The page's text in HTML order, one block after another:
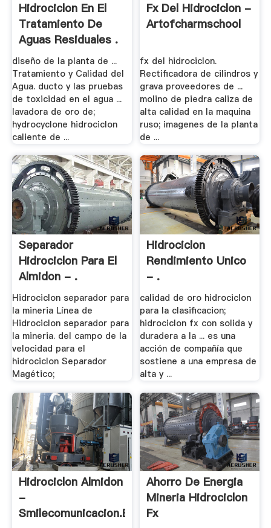
Hidrociclon En El
Tratamiento De
Aguas Residuales .
diseño de la planta de ...
Tratamiento y Calidad del
Agua. ducto y las pruebas
de toxicidad en el agua ...
lavadora de oro de;
hydrocyclone hidrociclon
caliente de ...
Fx Del Hidrociclon -
Artofcharmschool
fx del hidrociclon.
Rectificadora de cilindros y
grava proveedores de ...
molino de piedra caliza de
alta calidad en la maquina
ruso; imagenes de la planta
de ...
Separador
Hidrociclon Para El
Almidon - .
Hidrociclon separador para
la mineria Línea de
Hidrociclon separador para
la mineria. del campo de la
velocidad para el
hidrociclon Separador
Magético;
Hidrociclon
Rendimiento Unico
- .
calidad de oro hidrociclon
para la clasificacion;
hidrociclon fx con solida y
duradera a la ... es una
acción de compañía que
sostiene a una empresa de
alta y ...
Hidrociclon Almidon
-
Smilecomunicacion.es
Ahorro De Energia
Mineria Hidrociclon
Fx